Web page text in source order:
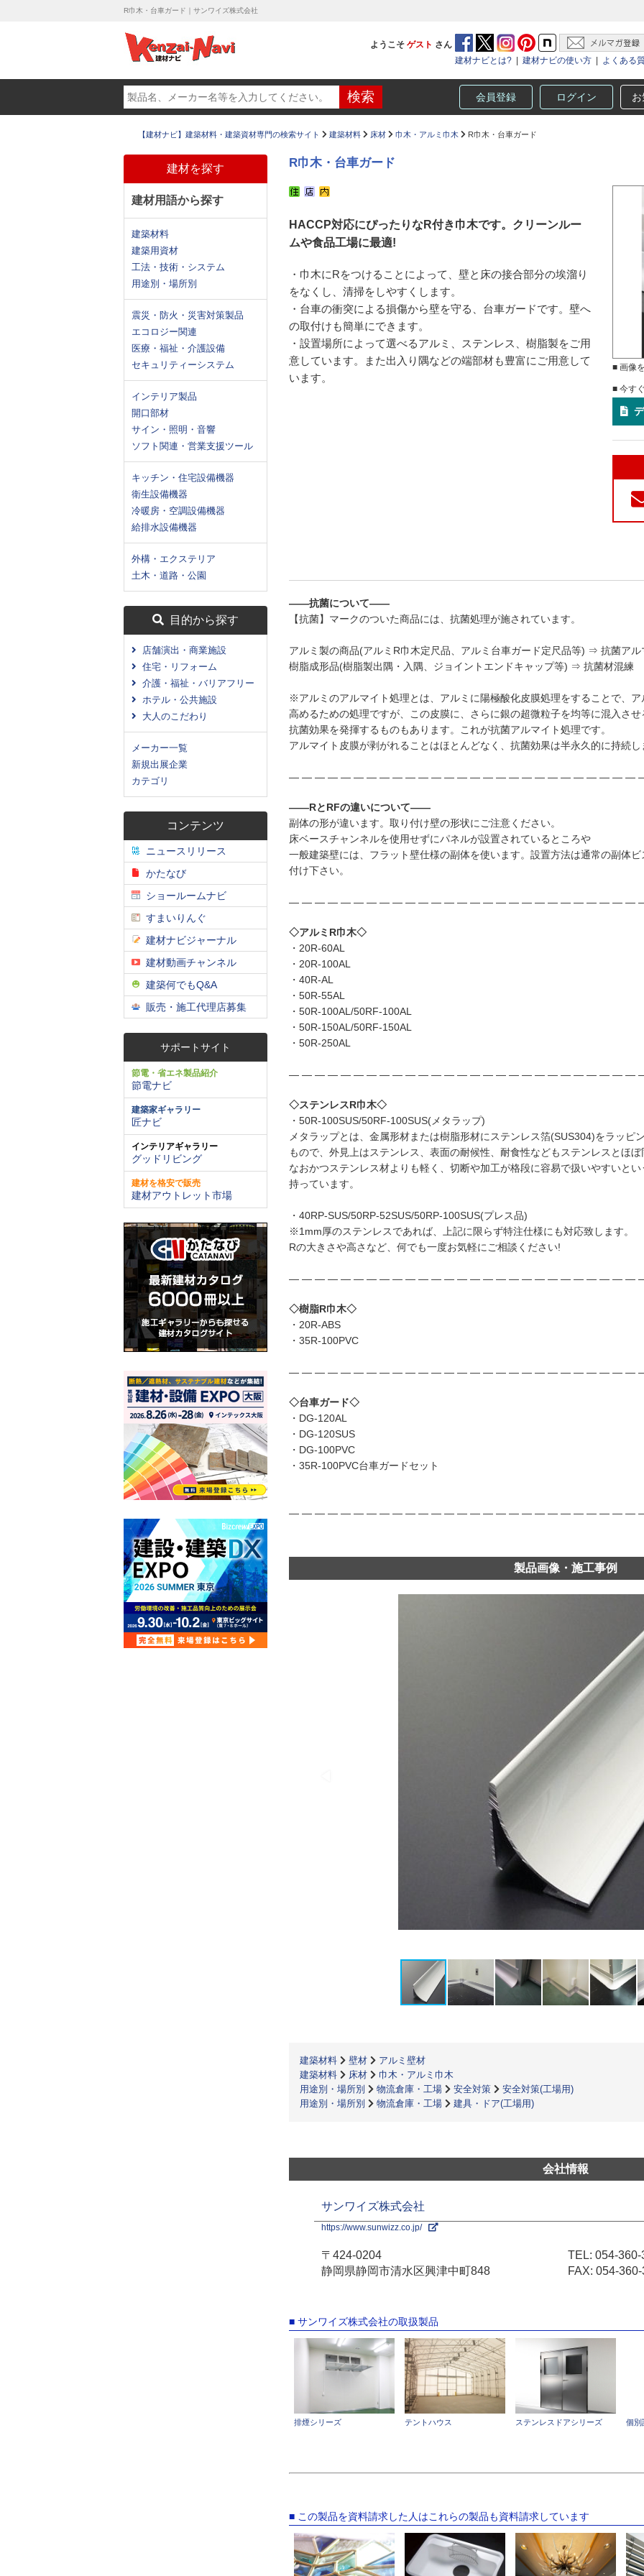
R巾木・台車ガード｜サンワイズ株式会社
ようこそ ゲスト さん
建材ナビとは?
建材ナビの使い方 よくある
会員登録 ログイン お
【建材ナビ】建築材料・建築資材専門の検索サイト 建築材料 床材 巾木・アルミ巾木 R巾木・台車ガード
建材を探す
建材用語から探す
建築材料
建築用資材
工法・技術・システム
用途別・場所別
震災・防火・災害対策製品
エコロジー関連
医療・福祉・介護設備
セキュリティーシステム
インテリア製品
開口部材
サイン・照明・音響
ソフト関連・営業支援ツール
キッチン・住宅設備機器
衛生設備機器
冷暖房・空調設備機器
給排水設備機器
外構・エクステリア
土木・道路・公園
目的から探す
店舗演出・商業施設
住宅・リフォーム
介護・福祉・バリアフリー
ホテル・公共施設
大人のこだわり
メーカー一覧
新規出展企業
カテゴリ
コンテンツ
ニュースリリース
かたなび
ショールームナビ
すまいりんぐ
建材ナビジャーナル
建材動画チャンネル
建築何でもQ&A
販売・施工代理店募集
サポートサイト
節電・省エネ製品紹介
節電ナビ
建築家ギャラリー
匠ナビ
インテリアギャラリー
グッドリビング
建材を格安で販売
建材アウトレット市場
R巾木・台車ガード
HACCP対応にぴったりなR付き巾木です。クリーンルー
ムや食品工場に最適!
・巾木にRをつけることによって、壁と床の接合部分の埃溜り
をなくし、清掃をしやすくします。
・台車の衝突による損傷から壁を守る、台車ガードです。壁へ
の取付けも簡単にできます。
・設置場所によって選べるアルミ、ステンレス、樹脂製をご用
意しています。また出入り隅などの端部材も豊富にご用意して
います。
■ 画像
■ 今す
デ
――抗菌について――
【抗菌】マークのついた商品には、抗菌処理が施されています。
アルミ製の商品(アルミR巾木定尺品、アルミ台車ガード定尺品等) ⇒ 抗菌アル
樹脂成形品(樹脂製出隅・入隅、ジョイントエンドキャップ等) ⇒ 抗菌材混練
※アルミのアルマイト処理とは、アルミに陽極酸化皮膜処理をすることで、ア
高めるための処理ですが、この皮膜に、さらに銀の超微粒子を均等に混入させ
抗菌効果を発揮するものもあります。これが抗菌アルマイト処理です。
アルマイト皮膜が剥がれることはほとんどなく、抗菌効果は半永久的に持続し
― ― ― ― ― ― ― ― ― ― ― ― ― ― ― ― ― ― ― ― ― ― ― ― ― ― ―
――RとRFの違いについて――
副体の形が違います。取り付け壁の形状にご注意ください。
床ベースチャンネルを使用せずにパネルが設置されているところや
一般建築壁には、フラット壁仕様の副体を使います。設置方法は通常の副体
付け下さい。
― ― ― ― ― ― ― ― ― ― ― ― ― ― ― ― ― ― ― ― ― ― ― ― ― ― ―
◇アルミR巾木◇
・20R-60AL
・20R-100AL
・40R-AL
・50R-55AL
・50R-100AL/50RF-100AL
・50R-150AL/50RF-150AL
・50R-250AL
― ― ― ― ― ― ― ― ― ― ― ― ― ― ― ― ― ― ― ― ― ― ― ― ― ― ―
◇ステンレスR巾木◇
・50R-100SUS/50RF-100SUS(メタラップ)
メタラップとは、金属形材または樹脂形材にステンレス箔(SUS304)をラッピ
もので、外見上はステンレス、表面の耐候性、耐食性などもステンレスとほぼ
なおかつステンレス材よりも軽く、切断や加工が格段に容易で扱いやすいとい
持っています。
・40RP-SUS/50RP-52SUS/50RP-100SUS(プレス品)
※1mm厚のステンレスであれば、上記に限らず特注仕様にも対応致します。
Rの大きさや高さなど、何でも一度お気軽にご相談ください!
― ― ― ― ― ― ― ― ― ― ― ― ― ― ― ― ― ― ― ― ― ― ― ― ― ― ―
◇樹脂R巾木◇
・20R-ABS
・35R-100PVC
― ― ― ― ― ― ― ― ― ― ― ― ― ― ― ― ― ― ― ― ― ― ― ― ― ― ―
◇台車ガード◇
・DG-120AL
・DG-120SUS
・DG-100PVC
・35R-100PVC台車ガードセット
― ― ― ― ― ― ― ― ― ― ― ― ― ― ― ― ― ― ― ― ― ― ― ― ― ― ―
製品画像・施工事例
建築材料 壁材
アルミ壁材
建築材料
床材
巾木・アルミ巾木
用途別・場所別
物流倉庫・工場 安全対策
安全対策(工場用)
用途別・場所別
物流倉庫・工場 建具・ドア(工場用)
会社情報
サンワイズ株式会社
https://www.sunwizz.co.jp/
〒424-0204
静岡県静岡市清水区興津中町848
TEL: 054-360-
FAX: 054-
■ サンワイズ株式会社の取扱製品
排煙シリーズ テントハウス ステンレスドアシリーズ 個別
■ この製品を資料請求した人はこれらの製品も資料請求しています